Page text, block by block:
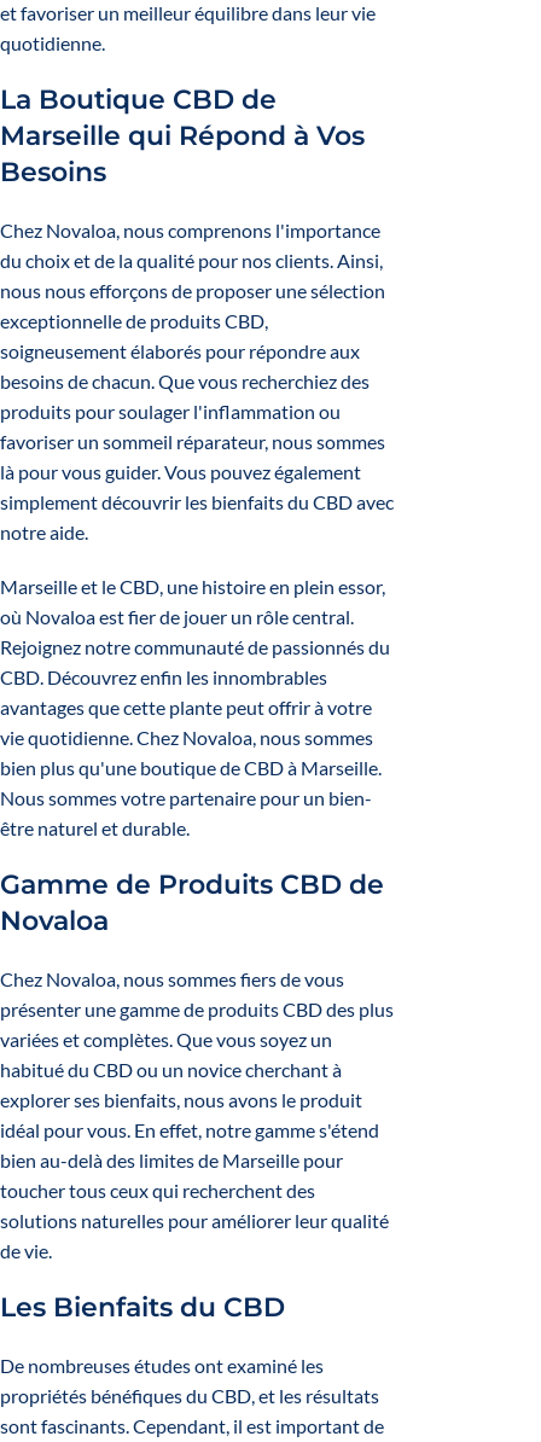
et favoriser un meilleur équilibre dans leur vie
quotidienne.
La Boutique CBD de
Marseille qui Répond à Vos
Besoins
Chez Novaloa, nous comprenons l'importance
du choix et de la qualité pour nos clients.Ainsi,
nous nous efforçons de proposer une sélection
exceptionnelle de produits CBD,
soigneusement élaborés pour répondre aux
besoins de chacun. Que vous recherchiez des
produits pour soulager l'inflammation ou
favoriser un sommeil réparateur, nous sommes
là pour vous guider. Vous pouvez également
simplement découvrir les bienfaits du CBD avec
notre aide.
Marseille et le CBD, une histoire en plein essor,
où Novaloa est fier de jouer un rôle central.
Rejoignez notre communauté de passionnés du
CBD. Découvrez enfin les innombrables
avantages que cette plante peut offrir à votre
vie quotidienne. Chez Novaloa, nous sommes
bien plus qu'une boutique de CBD à Marseille.
Nous sommes votre partenaire pour un bien-
être naturel et durable.
Gamme de Produits CBD de
Novaloa
Chez Novaloa, nous sommes fiers de vous
présenter une gamme de produits CBD des plus
variées et complètes. Que vous soyez un
habitué du CBD ou un novice cherchant à
explorer ses bienfaits, nous avons le produit
idéal pour vous. En effet, notre gamme s'étend
bien au-delà des limites de Marseille pour
toucher tous ceux qui recherchent des
solutions naturelles pour améliorer leur qualité
de vie.
Les Bienfaits du CBD
De nombreuses études ont examiné les
propriétés bénéfiques du CBD, et les résultats
sont fascinants. Cependant, il est important de